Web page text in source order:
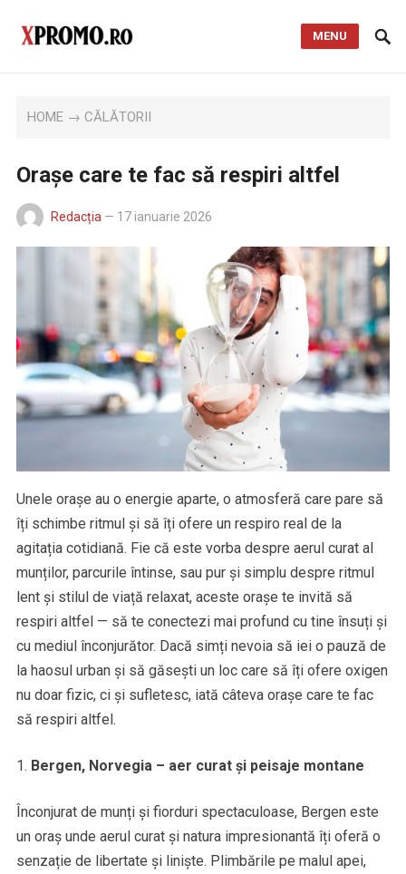
MENU
HOME →CĂLĂTORII
Orașe care te fac să respiri altfel
Redacția — 17 ianuarie 2026
Unele orașe au o energie aparte, o atmosferă care pare să
îți schimbe ritmul și să îți ofere un respiro real de la
agitația cotidiană. Fie că este vorba despre aerul curat al
munților, parcurile întinse, sau pur și simplu despre ritmul
lent și stilul de viață relaxat, aceste orașe te invită să
respiri altfel — să te conectezi mai profund cu tine însuți și
cu mediul înconjurător. Dacă simți nevoia să iei o pauză de
la haosul urban și să găsești un loc care să îți ofere oxigen
nu doar fizic, ci și sufletesc, iată câteva orașe care te fac
să respiri altfel.
Bergen, Norvegia – aer curat și peisaje montane
Înconjurat de munți și fiorduri spectaculoase, Bergen este
un oraș unde aerul curat și natura impresionantă îți oferă o
senzație de libertate și liniște. Plimbările pe malul apei,